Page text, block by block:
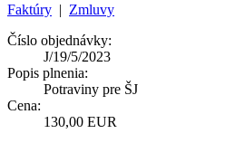
Faktúry | Zmluvy
Číslo objednávky:
J/19/5/2023
Popis plnenia:
Potraviny pre ŠJ
Cena:
130,00 EUR